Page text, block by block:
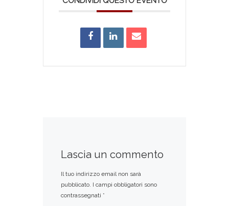
Lascia un commento
Il tuo indirizzo email non sarà
pubblicato. I campi obbligatori sono
contrassegnati *